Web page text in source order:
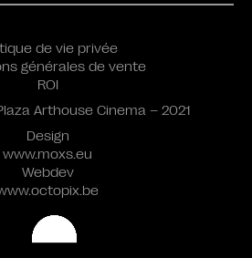
Design
www.moxs.eu
Webdev
de vie privée
générales de vente
ROI
Arthouse Cinema – 2021